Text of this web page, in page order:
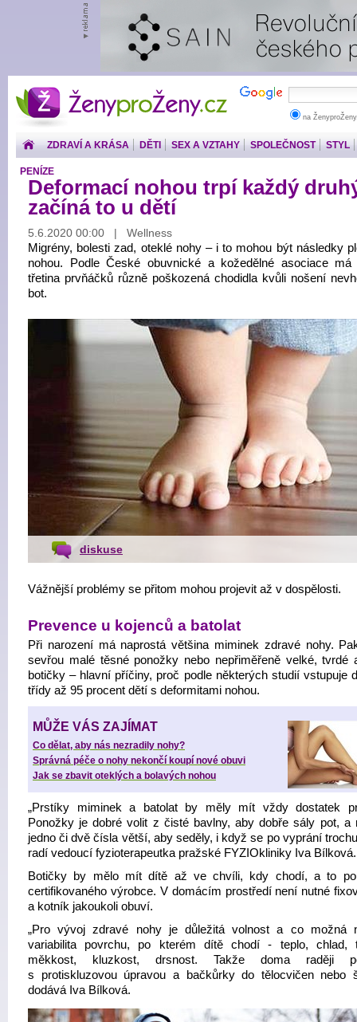
ŽenyproŽeny.cz
na
ZDRAVÍ A KRÁSA DĚTI SEX A VZTAHY SPOLEČNOST STYL
PENÍZE
Deformací nohou trpí každý
začíná to u dětí
5.6.2020 00:00 | Wellness
Migrény, bolesti zad, oteklé nohy – i to mohou být následky
nohou. Podle České obuvnické a kožedělné asociace má
třetina prvňáčků různě poškozená chodidla kvůli nošení
bot.
diskuse
Vážnější problémy se přitom mohou projevit až v dospělosti.
Prevence u kojenců a batolat
Při narození má naprostá většina miminek zdravé nohy.
sevřou malé těsné ponožky nebo nepřiměřeně velké, tvrdé
botičky – hlavní příčiny, proč podle některých studií vstupuje
třídy až 95 procent dětí s deformitami nohou.
MŮŽE VÁS ZAJÍMAT
Co dělat, aby nás nezradily nohy?
Správná péče o nohy nekončí koupí nové obuvi
Jak se zbavit oteklých a bolavých nohou
„Prstíky miminek a batolat by měly mít vždy dostatek
Ponožky je dobré volit z čisté bavlny, aby dobře sály pot, a
jedno či dvě čísla větší, aby seděly, i když se po vyprání
radí vedoucí fyzioterapeutka pražské FYZIOkliniky Iva Bílková.
Botičky by mělo mít dítě až ve chvíli, kdy chodí, a to
certifikovaného výrobce. V domácím prostředí není nutné
a kotník jakoukoli obuví.
„Pro vývoj zdravé nohy je důležitá volnost a co možná
variabilita povrchu, po kterém dítě chodí - teplo, chlad,
měkkost, kluzkost, drsnost. Takže doma raději
s protiskluzovou úpravou a bačkůrky do tělocvičen nebo
dodává Iva Bílková.